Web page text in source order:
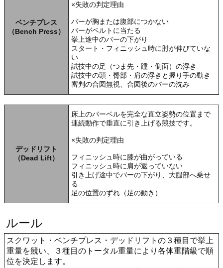
ベンチプレス
（Bench Press）
×失敗の判定理由
バーが胸または腹部につかない
バーがベルトに当たる
挙上途中のバーの下がり
スタート・フィニッシュ時に肘が伸びていな
い
試技中の足（つま先・踵・側面）の浮き
試技中の頭・臀部・肩の浮きと握り手の動き
審判の合図無視、合図後のバーの沈み
デッドリフト
（Dead Lift）
床上のバーベルを完全な直立姿勢の位置まで
連続動作で垂直に引き上げる競技です。
×失敗の判定理由
フィニッシュ時に膝が曲がっている
フィニッシュ時に肩が返っていない
引き上げ途中でバーの下がり、大腿部へ乗せ
る
足の位置のずれ（足の動き）
ルール
スクワット・ベンチプレス・デッドリフトの３種目で挙上
重量を競い、３種目のトータル重量により各体重階級で順
位を決定します。